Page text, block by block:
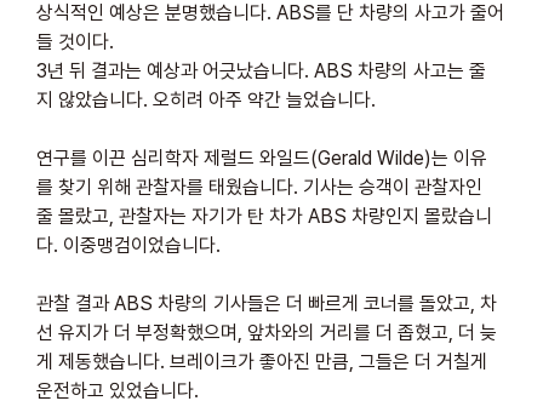
상식적인 예상은 분명했습니다. ABS를 단 차량의 사고가 줄어
들 것이다.
3년 뒤 결과는 예상과 어긋났습니다. ABS 차량의 사고는 줄
지 않았습니다. 오히려 아주 약간 늘었습니다.
연구를 이끈 심리학자 제럴드 와일드(Gerald Wilde)는 이유
를 찾기 위해 관찰자를 태웠습니다. 기사는 승객이 관찰자인
줄 몰랐고, 관찰자는 자기가 탄 차가 ABS 차량인지 몰랐습니
다. 이중맹검이었습니다.
관찰 결과 ABS 차량의 기사들은 더 빠르게 코너를 돌았고, 차
선 유지가 더 부정확했으며, 앞차와의 거리를 더 좁혔고, 더 늦
게 제동했습니다. 브레이크가 좋아진 만큼, 그들은 더 거칠게
운전하고 있었습니다.